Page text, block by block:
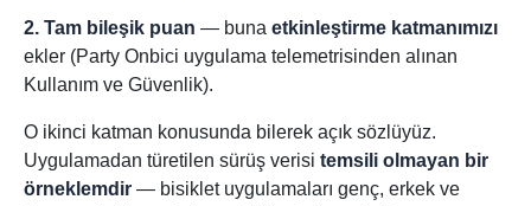
2. Tam bileşik puan — buna etkinleştirme katmanımızı
ekler (Party Onbici uygulama telemetrisinden alınan
Kullanım ve Güvenlik).
O ikinci katman konusunda bilerek açık sözlüyüz.
Uygulamadan türetilen sürüş verisi temsili olmayan bir
örneklemdir — bisiklet uygulamaları genç, erkek ve